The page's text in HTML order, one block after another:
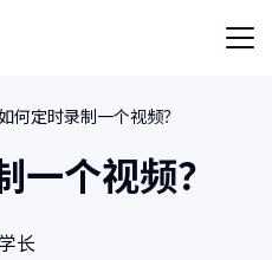
何定时录制一个视频？
一个视频？
长